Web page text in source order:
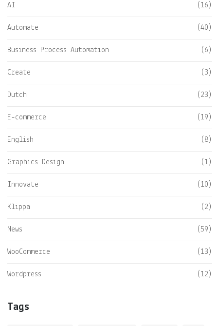
AI (16)
Automate (40)
Business Process Automation (6)
Create (3)
Dutch (23)
E-commerce (19)
English (8)
Graphics Design (1)
Innovate (10)
Klippa (2)
News (59)
WooCommerce (13)
Wordpress (12)
Tags